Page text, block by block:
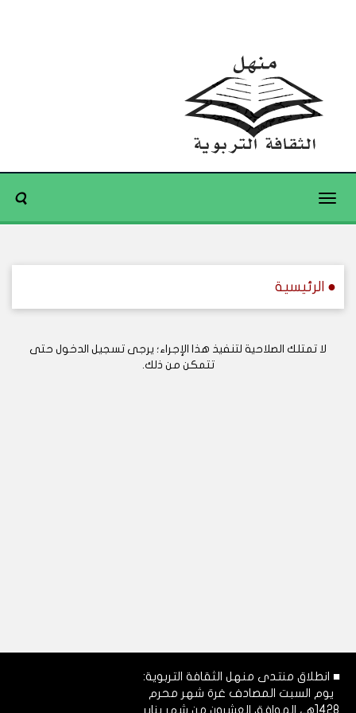
Toggle
● الرئيسية
لا تمتلك الصلاحية لتنفيذ هذا الإجراء؛ يرجى تسجيل الدخول حتى
تتمكن من ذلك.
■ انطلاق منتدى منهل الثقافة التربوية:
يوم السبت المصادف غرة شهر محرم
1428هـ، الموافق العشرون من شهر يناير